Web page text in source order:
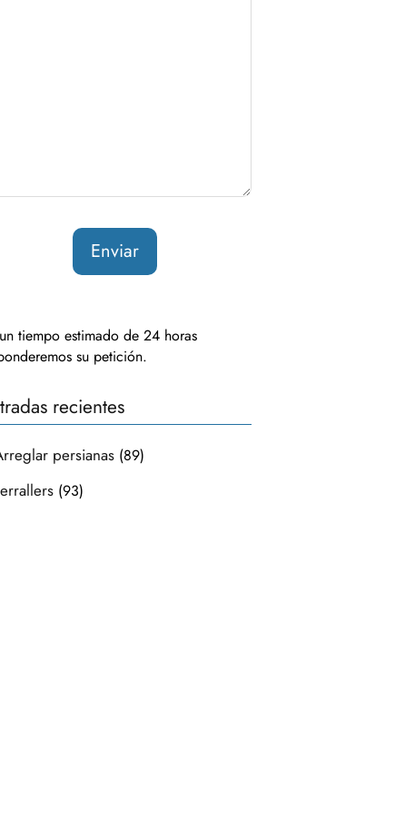
tiempo estimado de 24 horas
su petición.
recientes
persianas(89)
(93)